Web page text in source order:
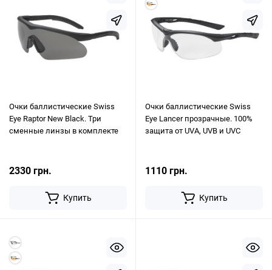
Очки баллистические Swiss
Eye Raptor New Black. Три
сменные линзы в комплекте
2330 грн.
Купить
Очки баллистические Swiss
Eye Lancer прозрачные. 100%
защита от UVA, UVB и UVC
1110 грн.
Купить